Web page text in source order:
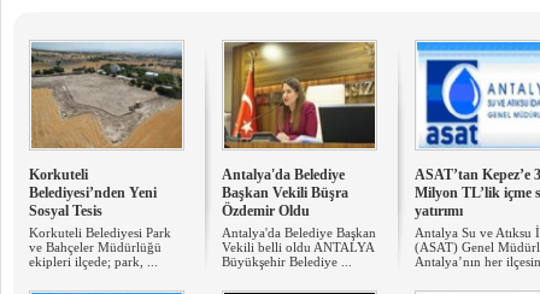
Korkuteli
Belediyesi’nden Yeni
Sosyal Tesis
Korkuteli Belediyesi Park
ve Bahçeler Müdürlüğü
ekipleri ilçede; park, ...
Antalya'da Belediye
Başkan Vekili Büşra
Özdemir Oldu
Antalya'da Belediye Başkan
Vekili belli oldu ANTALYA
Büyükşehir Belediye ...
ASAT’tan Kepez’e
Milyon TL’lik içme
yatırımı
Antalya Su ve Atıksu
(ASAT) Genel
Antalya’nın her